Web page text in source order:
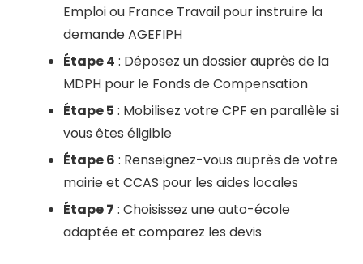
Emploi ou France Travail pour instruire la
demande AGEFIPH
Étape 4 : Déposez un dossier auprès de la
MDPH pour le Fonds de Compensation
Étape 5 : Mobilisez votre CPF en parallèle si
vous êtes éligible
Étape 6 : Renseignez-vous auprès de votre
mairie et CCAS pour les aides locales
Étape 7 : Choisissez une auto-école
adaptée et comparez les devis